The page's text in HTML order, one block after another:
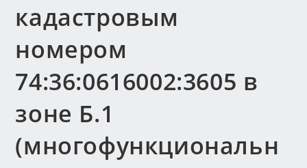
кадастровым
номером
74:36:0616002:3605 в
зоне Б.1
(многофункциональн